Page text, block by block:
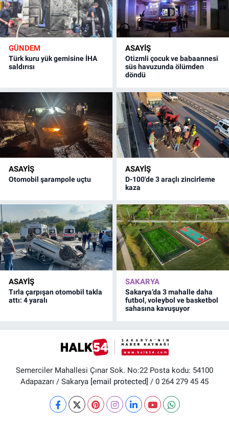
GÜNDEM
Türk kuru yük gemisine İHA
saldırısı
ASAYİŞ
Otizmli çocuk ve babaannesi
süs havuzunda ölümden
döndü
ASAYİŞ
Otomobil şarampole uçtu
ASAYİŞ
D-100'de 3 araçlı zincirleme
kaza
ASAYİŞ
Tırla çarpışan otomobil takla
attı: 4 yaralı
SAKARYA
Sakarya’da 3 mahalle daha
futbol, voleybol ve basketbol
sahasına kavuşuyor
Semerciler Mahallesi Çınar Sok. No:22 Posta kodu: 54100
Adapazarı / Sakarya [email protected] / 0 264 279 45 45